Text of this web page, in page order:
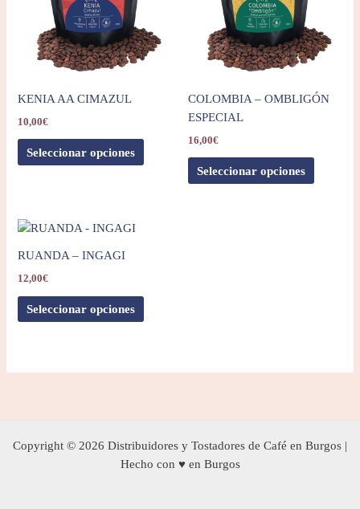
KENIA AA CIMAZUL
10,00€
Seleccionar opciones
COLOMBIA – OMBLIGÓN
ESPECIAL
16,00€
Seleccionar opciones
RUANDA – INGAGI
12,00€
Seleccionar opciones
Copyright © 2026 Distribuidores y Tostadores de Café en Burgos |
Hecho con ♥ en Burgos